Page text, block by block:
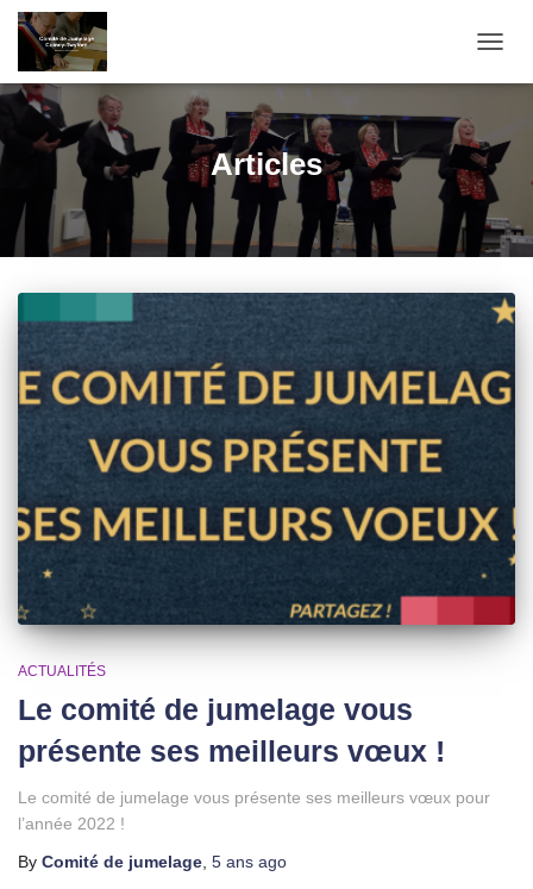
Articles
ACTUALITÉS
Le comité de jumelage vous
présente ses meilleurs vœux !
Le comité de jumelage vous présente ses meilleurs vœux pour
l’année 2022 !
By Comité de jumelage 5 ans ago